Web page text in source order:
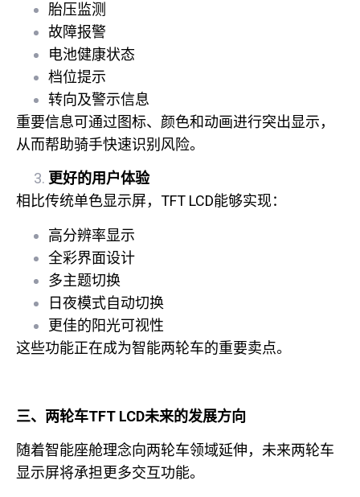
胎压监测
故障报警
电池健康状态
档位提示
转向及警示信息
重要信息可通过图标、颜色和动画进行突出显示，
从而帮助骑手快速识别风险。
更好的用户体验
相比传统单色显示屏，TFT LCD能够实现：
高分辨率显示
全彩界面设计
多主题切换
日夜模式自动切换
更佳的阳光可视性
这些功能正在成为智能两轮车的重要卖点。
三、两轮车TFT LCD未来的发展方向
随着智能座舱理念向两轮车领域延伸，未来两轮车
显示屏将承担更多交互功能。